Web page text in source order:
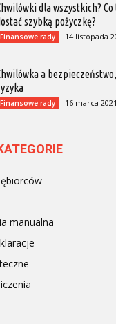
dla wszystkich?
szybką pożyczkę?
Finansowe rady 14 listopada
a
Finansowe rady 16 marca 2021
manualna